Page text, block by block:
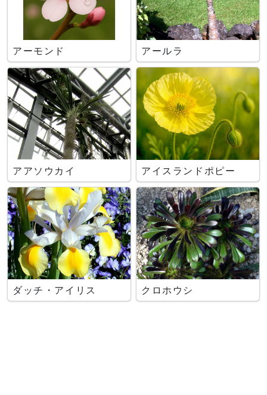
アーモンド アールラ
アアソウカイ アイスランドポピー
ダッチ・アイリス クロホウシ